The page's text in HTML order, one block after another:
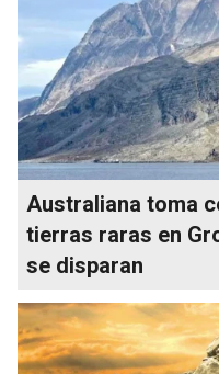
Australiana toma
tierras raras en
se disparan